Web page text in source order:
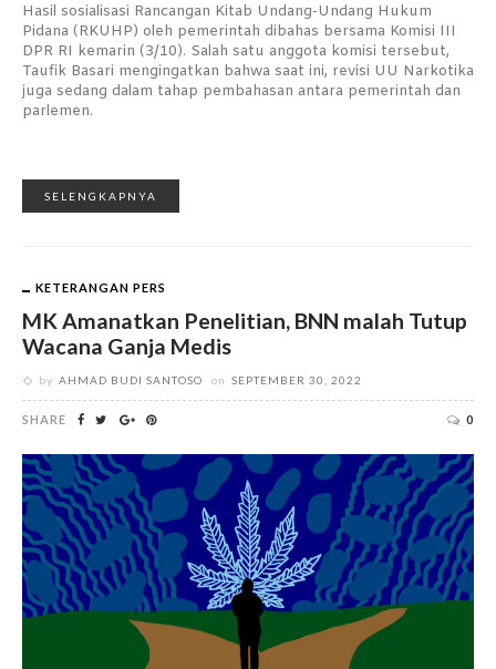
Hasil sosialisasi Rancangan Kitab Undang-Undang Hukum
Pidana (RKUHP) oleh pemerintah dibahas bersama Komisi III
DPR RI kemarin (3/10). Salah satu anggota komisi tersebut,
Taufik Basari mengingatkan bahwa saat ini, revisi UU Narkotika
juga sedang dalam tahap pembahasan antara pemerintah dan
parlemen.
SELENGKAPNYA
KETERANGAN PERS
MK Amanatkan Penelitian, BNN malah Tutup
Wacana Ganja Medis
by AHMAD BUDI SANTOSO on SEPTEMBER 30, 2022
SHARE 0